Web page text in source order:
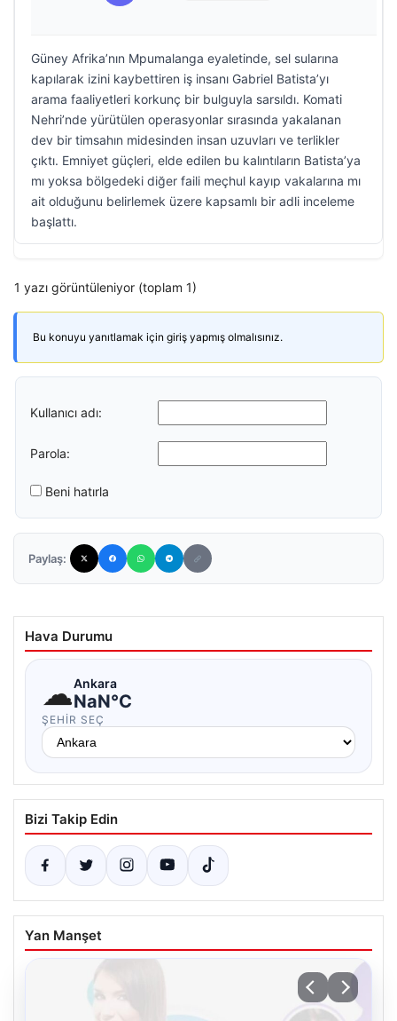
Güney Afrika’nın Mpumalanga eyaletinde, sel sularına
kapılarak izini kaybettiren iş insanı Gabriel Batista’yı
arama faaliyetleri korkunç bir bulguyla sarsıldı. Komati
Nehri’nde yürütülen operasyonlar sırasında yakalanan
dev bir timsahın midesinden insan uzuvları ve terlikler
çıktı. Emniyet güçleri, elde edilen bu kalıntıların Batista’ya
mı yoksa bölgedeki diğer faili meçhul kayıp vakalarına mı
ait olduğunu belirlemek üzere kapsamlı bir adli inceleme
başlattı.
1 yazı görüntüleniyor (toplam 1)
Bu konuyu yanıtlamak için giriş yapmış olmalısınız.
Kullanıcı adı:
Parola:
Beni hatırla
Paylaş:
Hava Durumu
☁Ankara
NaN°C
ŞEHIR SEÇ
Bizi Takip Edin
Yan Manşet